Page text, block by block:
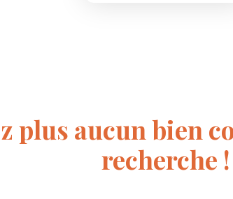
plus aucun bien
recherche !